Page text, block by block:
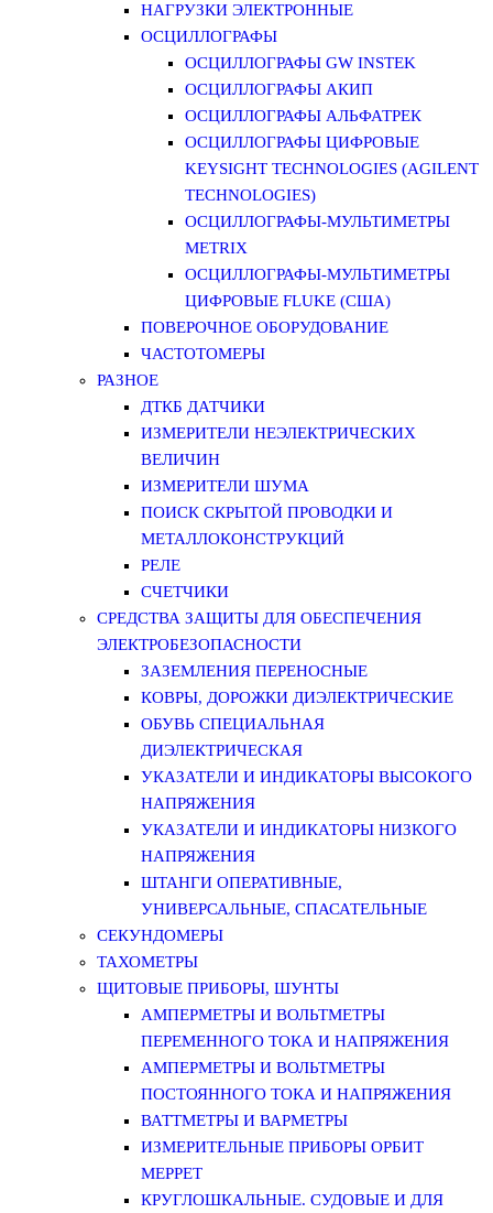
НАГРУЗКИ ЭЛЕКТРОННЫЕ
ОСЦИЛЛОГРАФЫ
ОСЦИЛЛОГРАФЫ GW INSTEK
ОСЦИЛЛОГРАФЫ АКИП
ОСЦИЛЛОГРАФЫ АЛЬФАТРЕК
ОСЦИЛЛОГРАФЫ ЦИФРОВЫЕ
KEYSIGHT TECHNOLOGIES (AGILENT
TECHNOLOGIES)
ОСЦИЛЛОГРАФЫ-МУЛЬТИМЕТРЫ
METRIX
ОСЦИЛЛОГРАФЫ-МУЛЬТИМЕТРЫ
ЦИФРОВЫЕ FLUKE (США)
ПОВЕРОЧНОЕ ОБОРУДОВАНИЕ
ЧАСТОТОМЕРЫ
РАЗНОЕ
ДТКБ ДАТЧИКИ
ИЗМЕРИТЕЛИ НЕЭЛЕКТРИЧЕСКИХ
ВЕЛИЧИН
ИЗМЕРИТЕЛИ ШУМА
ПОИСК СКРЫТОЙ ПРОВОДКИ И
МЕТАЛЛОКОНСТРУКЦИЙ
РЕЛЕ
СЧЕТЧИКИ
СРЕДСТВА ЗАЩИТЫ ДЛЯ ОБЕСПЕЧЕНИЯ
ЭЛЕКТРОБЕЗОПАСНОСТИ
ЗАЗЕМЛЕНИЯ ПЕРЕНОСНЫЕ
КОВРЫ, ДОРОЖКИ ДИЭЛЕКТРИЧЕСКИЕ
ОБУВЬ СПЕЦИАЛЬНАЯ
ДИЭЛЕКТРИЧЕСКАЯ
УКАЗАТЕЛИ И ИНДИКАТОРЫ ВЫСОКОГО
НАПРЯЖЕНИЯ
УКАЗАТЕЛИ И ИНДИКАТОРЫ НИЗКОГО
НАПРЯЖЕНИЯ
ШТАНГИ ОПЕРАТИВНЫЕ,
УНИВЕРСАЛЬНЫЕ, СПАСАТЕЛЬНЫЕ
СЕКУНДОМЕРЫ
ТАХОМЕТРЫ
ЩИТОВЫЕ ПРИБОРЫ, ШУНТЫ
АМПЕРМЕТРЫ И ВОЛЬТМЕТРЫ
ПЕРЕМЕННОГО ТОКА И НАПРЯЖЕНИЯ
АМПЕРМЕТРЫ И ВОЛЬТМЕТРЫ
ПОСТОЯННОГО ТОКА И НАПРЯЖЕНИЯ
ВАТТМЕТРЫ И ВАРМЕТРЫ
ИЗМЕРИТЕЛЬНЫЕ ПРИБОРЫ ОРБИТ
МЕРРЕТ
КРУГЛОШКАЛЬНЫЕ. СУДОВЫЕ И ДЛЯ